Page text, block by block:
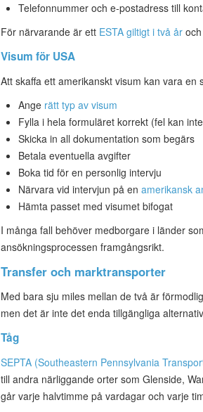
Telefonnummer och e-postadress till
För närvarande är ett ESTA giltigt i två år
Visum för USA
Att skaffa ett amerikanskt visum kan vara
Ange rätt typ av visum
Fylla i hela formuläret korrekt (fel kan
Skicka in all dokumentation som begärs
Betala eventuella avgifter
Boka tid för en personlig intervju
Närvara vid intervjun på en amerikansk
Hämta passet med visumet bifogat
I många fall behöver medborgare i länder
ansökningsprocessen framgångsrikt.
Transfer och marktransporter
Med bara sju miles mellan de två är
men det är inte det enda tillgängliga
Tåg
SEPTA (Southeastern Pennsylvania
till andra närliggande orter som Glenside,
går varje halvtimme på vardagar och varje